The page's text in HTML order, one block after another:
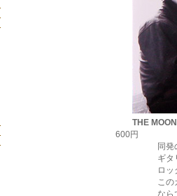
THE
600円
同発のもう
ギタリスト
ロックンロ
このカラっ
ならでは